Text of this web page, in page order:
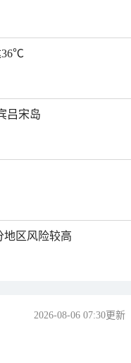
36℃
吕宋岛
地区风险较高
2026-08-06 07:30更新